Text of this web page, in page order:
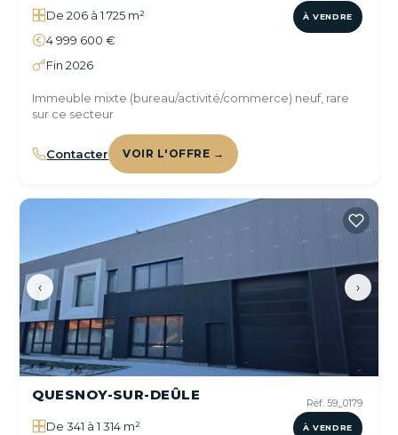
À VENDRE
De 206 à 1 725 m²
4 999 600 €
Fin 2026
Immeuble mixte (bureau/activité/commerce) neuf, rare
sur ce secteur
Contacter VOIR L'OFFRE →
‹ ›
Réf. 59_0179
À VENDRE
QUESNOY-SUR-DEÛLE
De 341 à 1 314 m²